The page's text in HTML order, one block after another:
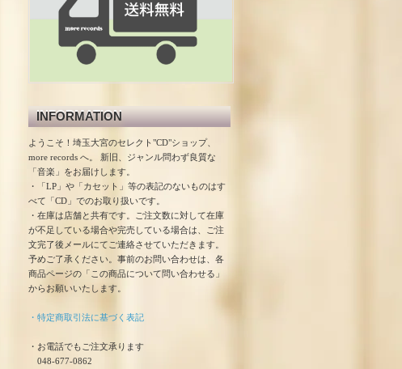
INFORMATION
ようこそ！埼玉大宮のセレクト"CD"ショップ、
more records へ。 新旧、ジャンル問わず良質な
「音楽」をお届けします。
・「LP」や「カセット」等の表記のないものはす
べて「CD」でのお取り扱いです。
・在庫は店舗と共有です。ご注文数に対して在庫
が不足している場合や完売している場合は、ご注
文完了後メールにてご連絡させていただきます。
予めご了承ください。事前のお問い合わせは、各
商品ページの「この商品について問い合わせる」
からお願いいたします。
・特定商取引法に基づく表記
・お電話でもご注文承ります
048-677-0862